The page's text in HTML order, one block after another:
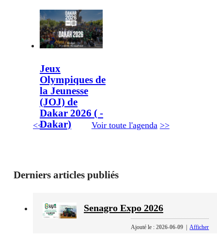
Jeux
Olympiques de
la Jeunesse
(JOJ) de
Dakar 2026 ( -
Dakar)
<< Voir toute l'agenda >>
Derniers articles publiés
Senagro Expo 2026
Ajouté le :2026-06-09 | Afficher